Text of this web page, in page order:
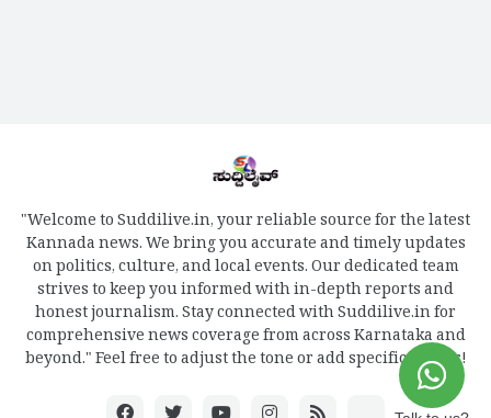
"Welcome to Suddilive.in, your reliable source for the latest
Kannada news. We bring you accurate and timely updates
on politics, culture, and local events. Our dedicated team
strives to keep you informed with in-depth reports and
honest journalism. Stay connected with Suddilive.in for
comprehensive news coverage from across Karnataka and
beyond." Feel free to adjust the tone or add specific details!